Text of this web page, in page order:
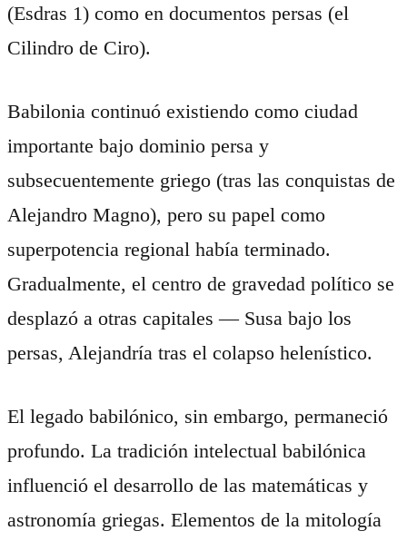
(Esdras 1) como en documentos persas (el
Cilindro de Ciro).
Babilonia continuó existiendo como ciudad
importante bajo dominio persa y
subsecuentemente griego (tras las conquistas de
Alejandro Magno), pero su papel como
superpotencia regional había terminado.
Gradualmente, el centro de gravedad político se
desplazó a otras capitales — Susa bajo los
persas, Alejandría tras el colapso helenístico.
El legado babilónico, sin embargo, permaneció
profundo. La tradición intelectual babilónica
influenció el desarrollo de las matemáticas y
astronomía griegas. Elementos de la mitología